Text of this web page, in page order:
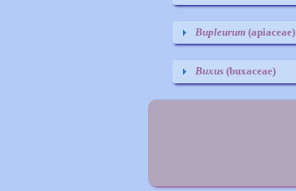
Bupleurum (apiaceae)
Buxus (buxaceae)